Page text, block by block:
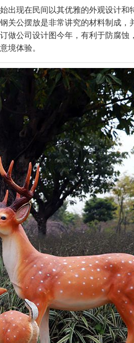
出现在民间以其优雅的外观设计和
关公摆放是非常讲究的材料制成，
做公司设计图今年，有利于防腐蚀
境体验。